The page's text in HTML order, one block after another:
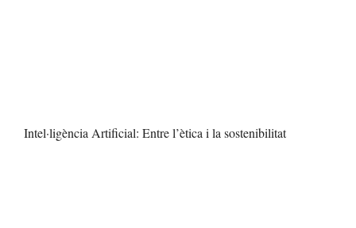
Intel·ligència Artificial: Entre l’ètica i la sostenibilitat